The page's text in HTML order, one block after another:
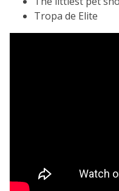
Tropa de Elite